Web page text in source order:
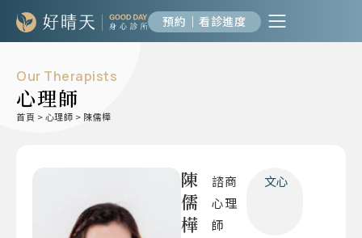
預約｜看診進度
Our Therapists
心理師
首頁 >心理師 > 陳儒樺
陳
儒
樺
諮商
心理
師
文心